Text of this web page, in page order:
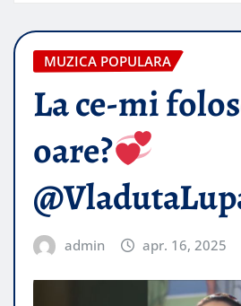
MUZICA POPULARA
La ce-mi
oare?
admin apr. 16, 2025